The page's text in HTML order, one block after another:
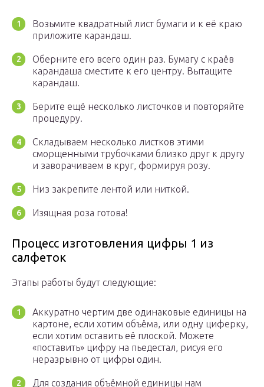
Возьмите квадратный лист бумаги и к её краю
приложите карандаш.
Оберните его всего один раз. Бумагу с краёв
карандаша сместите к его центру. Вытащите
карандаш.
Берите ещё несколько листочков и повторяйте
процедуру.
Складываем несколько листков этими
сморщенными трубочками близко друг к другу
и заворачиваем в круг, формируя розу.
Низ закрепите лентой или ниткой.
Изящная роза готова!
Процесс изготовления цифры 1 из
салфеток
Этапы работы будут следующие:
Аккуратно чертим две одинаковые единицы на
картоне, если хотим объёма, или одну циферку,
если хотим оставить её плоской. Можете
«поставить» цифру на пьедестал, рисуя его
неразрывно от цифры один.
Для создания объёмной единицы нам